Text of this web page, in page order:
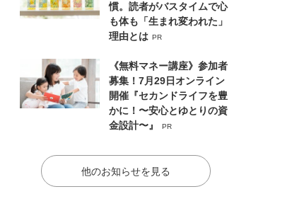
慣。読者がバスタイムで心
も体も「生まれ変われた」
理由とは PR
《無料マネー講座》参加者
募集！7月29日オンライン
開催『セカンドライフを豊
かに！〜安心とゆとりの資
金設計〜』
PR
他のお知らせを見る